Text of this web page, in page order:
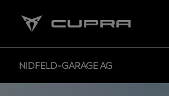
NIDFELD-GARAGE AG